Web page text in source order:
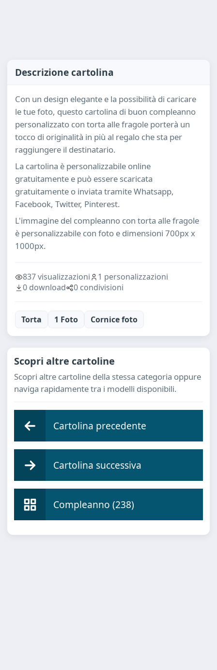
Descrizione cartolina
Con un design elegante e la possibilità di caricare
le tue foto, questo cartolina di buon compleanno
personalizzato con torta alle fragole porterà un
tocco di originalità in più al regalo che sta per
raggiungere il destinatario.
La cartolina è personalizzabile online
gratuitamente e può essere scaricata
gratuitamente o inviata tramite Whatsapp,
Facebook, Twitter, Pinterest.
L'immagine del compleanno con torta alle fragole
è personalizzabile con foto e dimensioni 700px x
1000px.
837 visualizzazioni
1 personalizzazioni
0 download
0 condivisioni
Torta 1 Foto Cornice foto
Scopri altre cartoline
Scopri altre cartoline della stessa categoria oppure
naviga rapidamente tra i modelli disponibili.
Cartolina precedente
Cartolina successiva
Compleanno (238)